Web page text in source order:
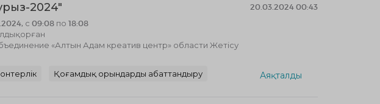
2024"
с 09:08 по 18:08
«Алтын Адам креатив центр» области Жетісу
Қоғамдық орындарды абаттандыру
20.03.2024 00:43
Аяқталды